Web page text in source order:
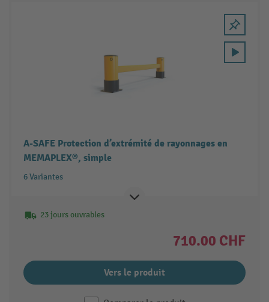
A-SAFE Protection d’extrémité de rayonnages en
MEMAPLEX®, simple
6 Variantes
23 jours ouvrables
710.00 CHF
Vers le produit